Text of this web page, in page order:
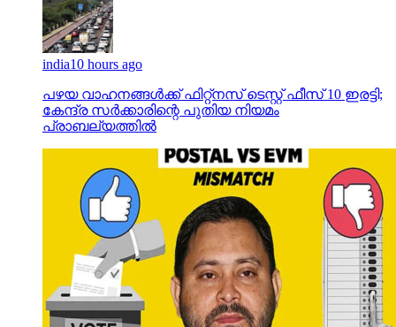
india10 hours ago
പഴയ വാഹനങ്ങള്‍ക്ക് ഫിറ്റ്‌നസ് ടെസ്റ്റ് ഫീസ് 10 ഇരട്ടി;
കേന്ദ്ര സര്‍ക്കാരിന്റെ പുതിയ നിയമം
പ്രാബല്യത്തില്‍